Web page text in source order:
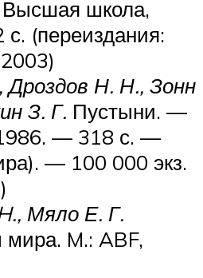
школа,
(переиздания:
Дроздов Н. Н., Зонн
З. Г. Пустыни. —
— 318 с. —
— 100 000 экз.
Мяло Е. Г.
M.: ABF,